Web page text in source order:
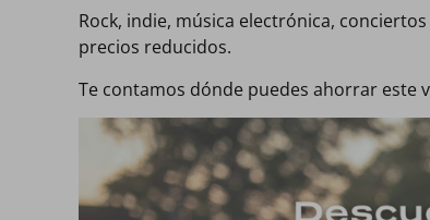
Rock, indie, música electrónica,
precios reducidos.
Te contamos dónde puedes ahorrar este